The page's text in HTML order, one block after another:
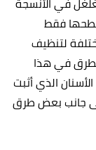
فقط
لتنظيف
في هذا
الذي أثبت
جانب بعض طرق